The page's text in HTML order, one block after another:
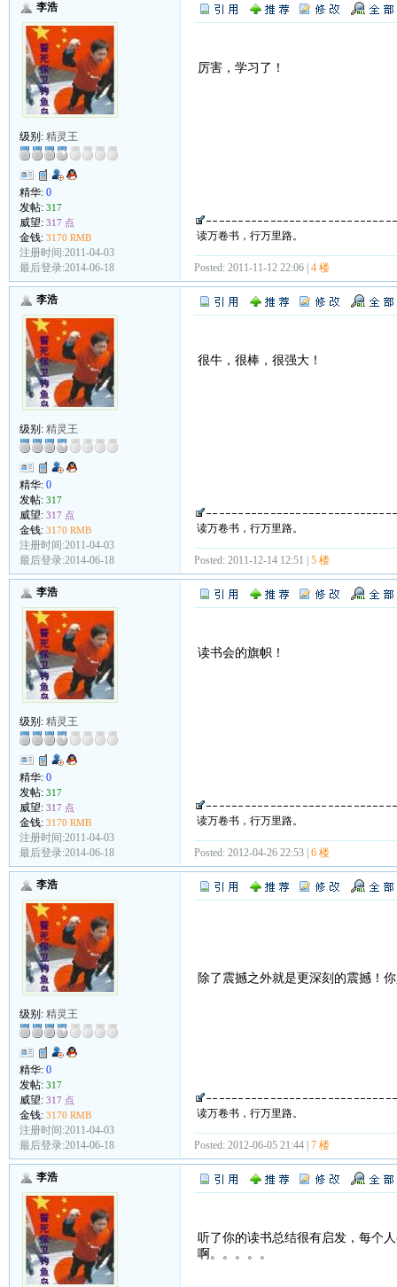
李浩
级别: 精灵王
精华: 0
发帖: 317
威望: 317 点
金钱: 3170 RMB
注册时间:2011-04-03
最后登录:2014-06-18
厉害，学习了！
读万卷书，行万里路。
Posted: 2011-11-12 22:06 | 4 楼
李浩
级别: 精灵王
精华: 0
发帖: 317
威望: 317 点
金钱: 3170 RMB
注册时间:2011-04-03
最后登录:2014-06-18
很牛，很棒，很强大！
读万卷书，行万里路。
Posted: 2011-12-14 12:51 | 5 楼
李浩
级别: 精灵王
精华: 0
发帖: 317
威望: 317 点
金钱: 3170 RMB
注册时间:2011-04-03
最后登录:2014-06-18
读书会的旗帜！
读万卷书，行万里路。
Posted: 2012-04-26 22:53 | 6 楼
李浩
级别: 精灵王
精华: 0
发帖: 317
威望: 317 点
金钱: 3170 RMB
注册时间:2011-04-03
最后登录:2014-06-18
除了震撼之外就是更深刻的震撼！
读万卷书，行万里路。
Posted: 2012-06-05 21:44 | 7 楼
李浩
听了你的读书总结很有启发，每个
啊。。。。。